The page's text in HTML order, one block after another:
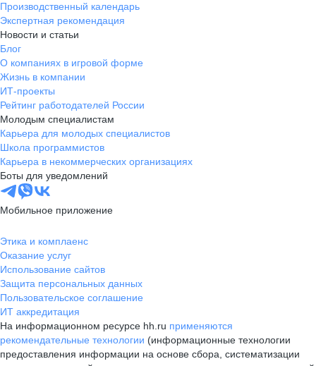
Производственный календарь
Экспертная рекомендация
Новости и статьи
Блог
О компаниях в игровой форме
Жизнь в компании
ИТ-проекты
Рейтинг работодателей России
Молодым специалистам
Карьера для молодых специалистов
Школа программистов
Карьера в некоммерческих организациях
Боты для уведомлений
Мобильное приложение
Этика и комплаенс
Оказание услуг
Использование сайтов
Защита персональных данных
Пользовательское соглашение
ИТ аккредитация
На информационном ресурсе hh.ru применяются
рекомендательные технологии (информационные технологии
предоставления информации на основе сбора, систематизации